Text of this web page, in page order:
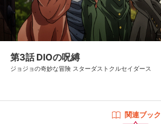
第3話 DIOの呪縛
ジョジョの奇妙な冒険 スターダストクルセイダース
関連ブック